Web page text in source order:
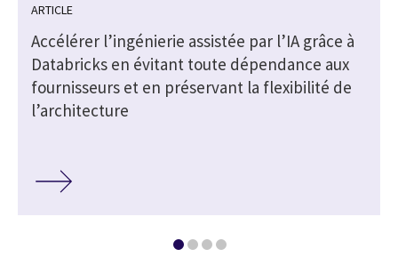
ARTICLE
Accélérer l’ingénierie assistée par l’IA grâce à
Databricks en évitant toute dépendance aux
fournisseurs et en préservant la flexibilité de
l’architecture